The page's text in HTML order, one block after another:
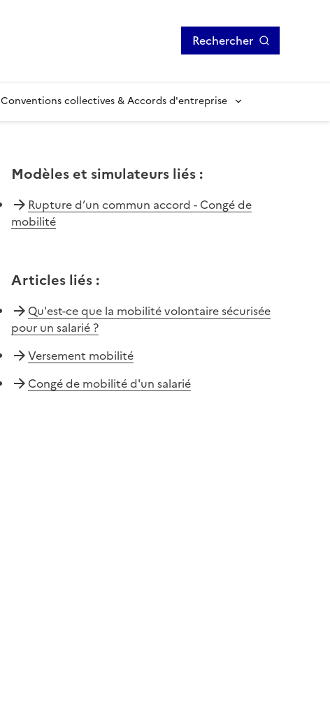
Rechercher
Conventions collectives & Accords d'entreprise
Modèles et simulateurs liés:
Rupture d’un commun accord - Congé de
mobilité
Articles liés:
Qu'est-ce que la mobilité volontaire sécurisée
pour un salarié ?
Versement mobilité
Congé de mobilité d'un salarié